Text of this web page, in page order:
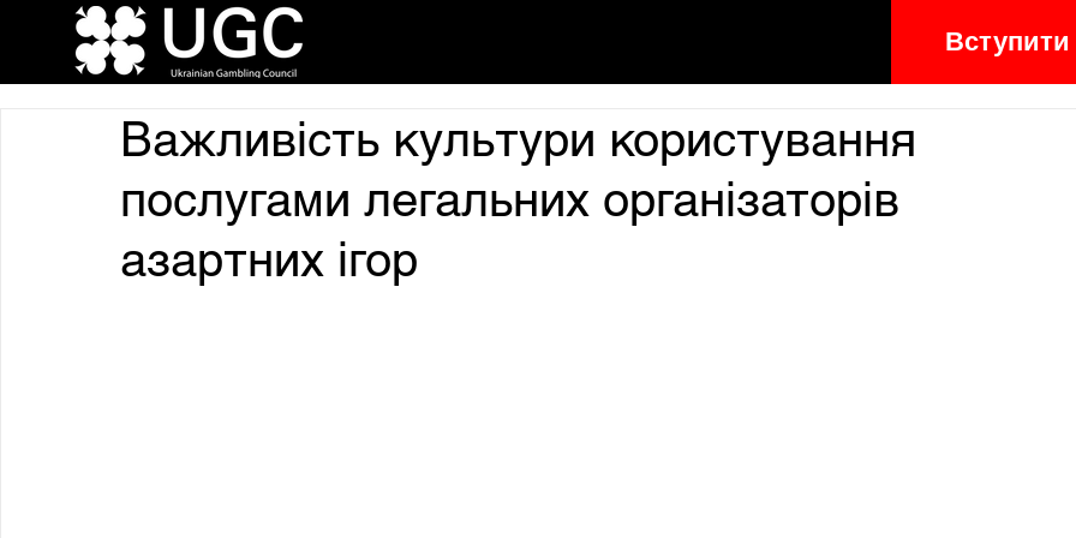
Вступити
Важливість культури користування
послугами легальних організаторів
азартних ігор